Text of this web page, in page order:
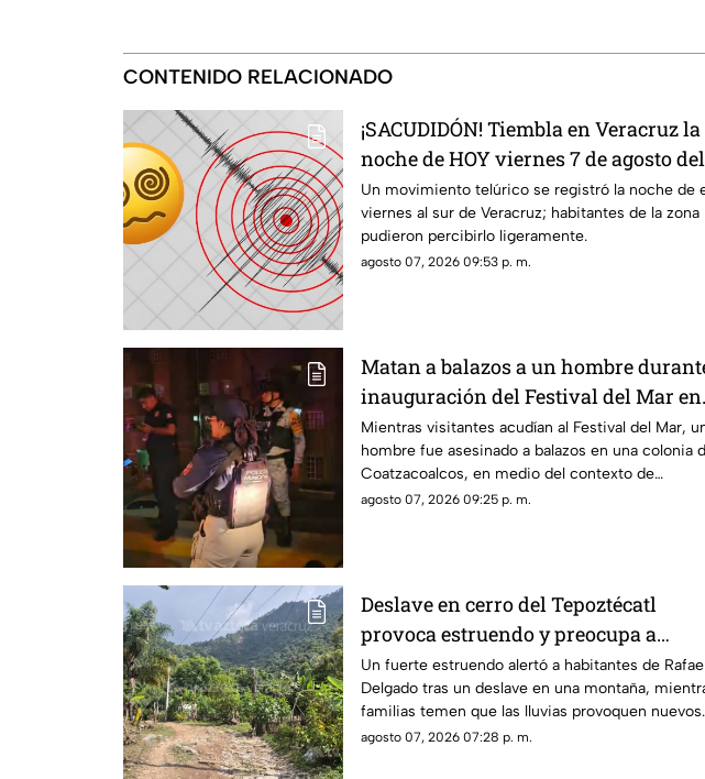
CONTENIDO RELACIONADO
¡SACUDIDÓN! Tiembla en Veracruz la
noche de HOY viernes 7 de agosto del
2026; ¿cuál fue la magnitud y
Un movimiento telúrico se registró la noche de
viernes al sur de Veracruz; habitantes de la zona
pudieron percibirlo ligeramente.
agosto 07, 2026 09:53 p. m.
Matan a balazos a un hombre
inauguración del Festival del Mar en
Coatzacoalcos
Mientras visitantes acudían al Festival del Mar,
hombre fue asesinado a balazos en una colonia
Coatzacoalcos, en medio del contexto de
inseguridad del municipio.
agosto 07, 2026 09:25 p. m.
Deslave en cerro del Tepoztécatl
provoca estruendo y preocupa a
familias; ¿hay heridos?
Un fuerte estruendo alertó a habitantes de
Delgado tras un deslave en una montaña,
familias temen que las lluvias provoquen nuevos
desprendimientos.
agosto 07, 2026 07:28 p. m.